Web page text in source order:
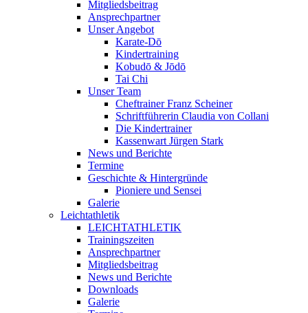
Mitgliedsbeitrag
Ansprechpartner
Unser Angebot
Karate-Dō
Kindertraining
Kobudō & Jōdō
Tai Chi
Unser Team
Cheftrainer Franz Scheiner
Schriftführerin Claudia von Collani
Die Kindertrainer
Kassenwart Jürgen Stark
News und Berichte
Termine
Geschichte & Hintergründe
Pioniere und Sensei
Galerie
Leichtathletik
LEICHTATHLETIK
Trainingszeiten
Ansprechpartner
Mitgliedsbeitrag
News und Berichte
Downloads
Galerie